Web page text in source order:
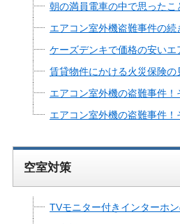
朝の満員電車の中で思ったこ
エアコン室外機盗難事件の続
ケーズデンキで価格の安いエ
賃貸物件にかける火災保険の
エアコン室外機の盗難事件！
エアコン室外機の盗難事件！
空室対策
TVモニター付きインターホ